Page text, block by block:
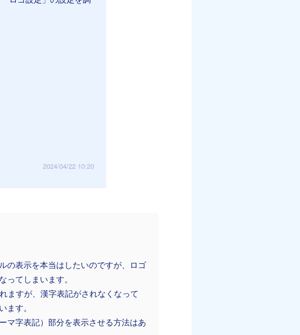
2024/04/22 10:20
の表示を本当はしたいのですが、ロゴ
てしまいます。
ますが、漢字表記がされなくなって
す。
マ字表記）部分を表示させる方法はあ